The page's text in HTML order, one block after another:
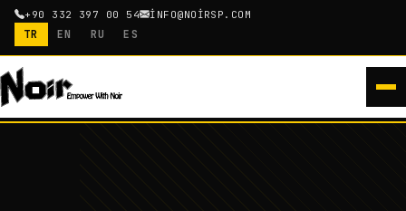
+90 332 397 00 54 INFO@NOIRSP.COM
TR EN RU ES